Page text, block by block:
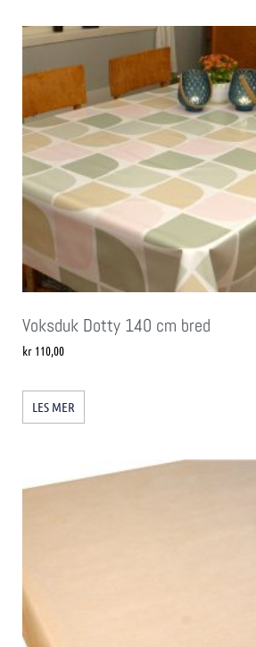
Voksduk Dotty 140 cm bred
kr 110,00
LES MER